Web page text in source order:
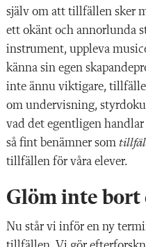
själv om att tillfällen sker
ett okänt och annorlunda
instrument, uppleva
känna sin egen
inte ännu viktigare,
om undervisning,
vad det egentligen
så fint benämner som
tillfällen för våra elever.
Glöm inte
Nu står vi inför en ny